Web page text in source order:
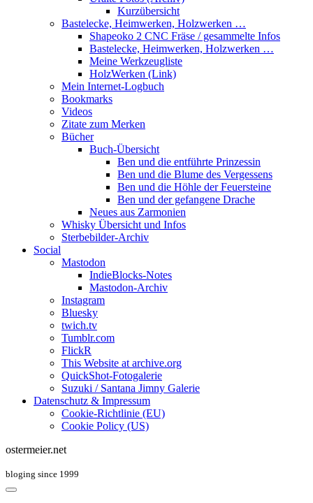
Kurzübersicht
Bastelecke, Heimwerken, Holzwerken …
Shapeoko 2 CNC Fräse / gesammelte Infos
Bastelecke, Heimwerken, Holzwerken …
Meine Werkzeugliste
HolzWerken (Link)
Mein Internet-Logbuch
Bookmarks
Videos
Zitate zum Merken
Bücher
Buch-Übersicht
Ben und die entführte Prinzessin
Ben und die Blume des Vergessens
Ben und die Höhle der Feuersteine
Ben und der gefangene Drache
Neues aus Zarmonien
Whisky Übersicht und Infos
Sterbebilder-Archiv
Social
Mastodon
IndieBlocks-Notes
Mastodon-Archiv
Instagram
Bluesky
twich.tv
Tumblr.com
FlickR
This Website at archive.org
QuickShot-Fotogalerie
Suzuki / Santana Jimny Galerie
Datenschutz & Impressum
Cookie-Richtlinie (EU)
Cookie Policy (US)
ostermeier.net
bloging since 1999